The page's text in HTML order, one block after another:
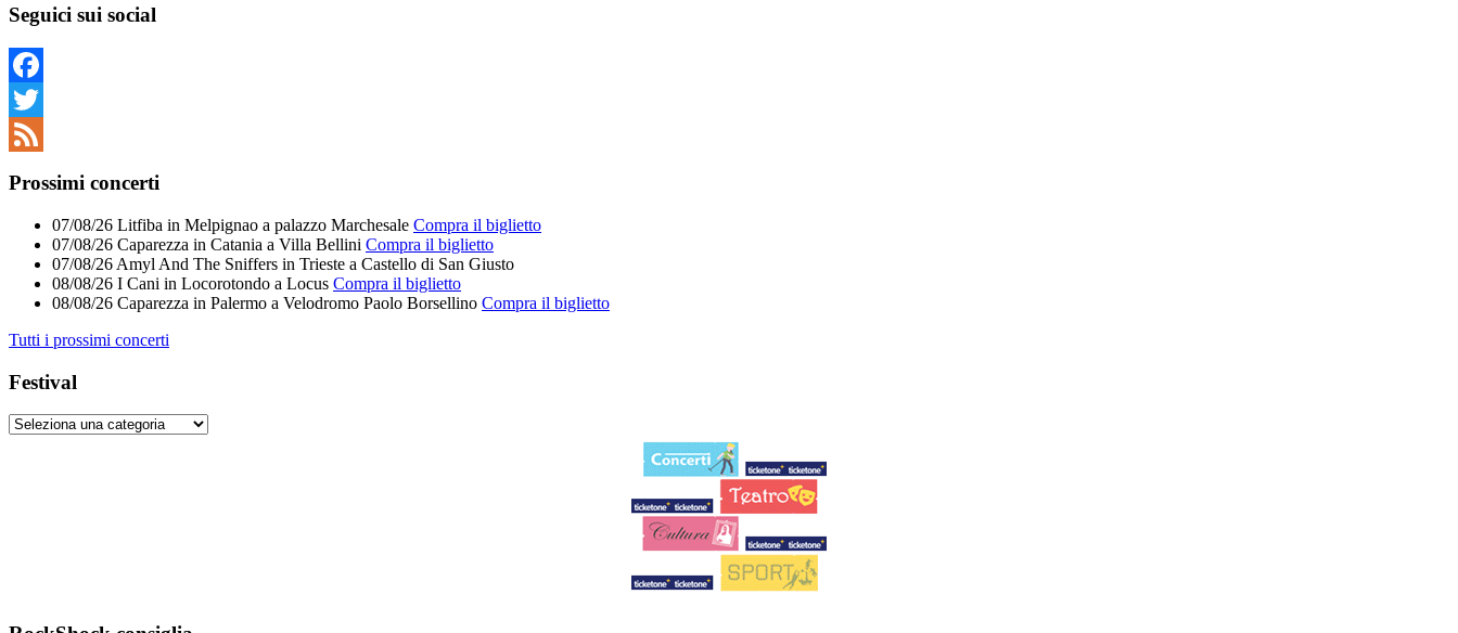
risultato
Seguici sui social
Facebook
Twitter
Prossimi concerti
07/08/26 Litfiba in Melpignao a palazzo Marchesale Compra il biglietto
07/08/26 Caparezza in Catania a Villa Bellini Compra il biglietto
07/08/26 Amyl And The Sniffers in Trieste a Castello di San Giusto
08/08/26 I Cani in Locorotondo a Locus Compra il biglietto
08/08/26 Caparezza in Palermo a Velodromo Paolo Borsellino Compra il biglietto
Tutti i prossimi concerti
Festival